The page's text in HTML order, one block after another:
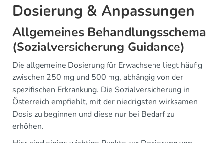
Dosierung & Anpassungen
Allgemeines Behandlungsschema
(Sozialversicherung Guidance)
Die allgemeine Dosierung für Erwachsene liegt häufig
zwischen 250 mg und 500 mg, abhängig von der
spezifischen Erkrankung. Die Sozialversicherung in
Österreich empfiehlt, mit der niedrigsten wirksamen
Dosis zu beginnen und diese nur bei Bedarf zu
erhöhen.